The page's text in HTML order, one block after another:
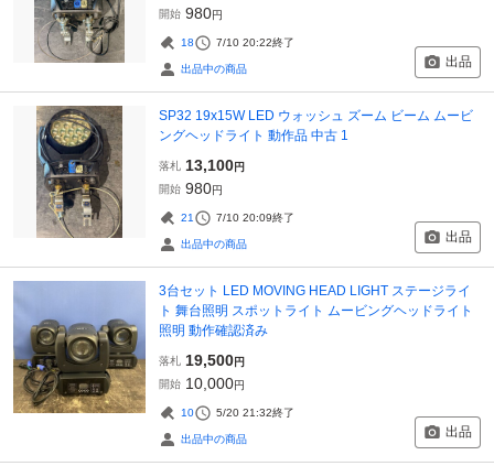
開始 980円
18 7/10 20:22終了
出品中の商品 出品
SP32 19x15W LED ウォッシュ ズーム ビーム ムービ
ングヘッドライト 動作品 中古 1
落札 13,100円
開始 980円
21 7/10 20:09終了
出品中の商品 出品
3台セット LED MOVING HEAD LIGHT ステージライ
ト 舞台照明 スポットライト ムービングヘッドライト
照明 動作確認済み
落札 19,500円
開始 10,000円
10 5/20 21:32終了
出品中の商品 出品